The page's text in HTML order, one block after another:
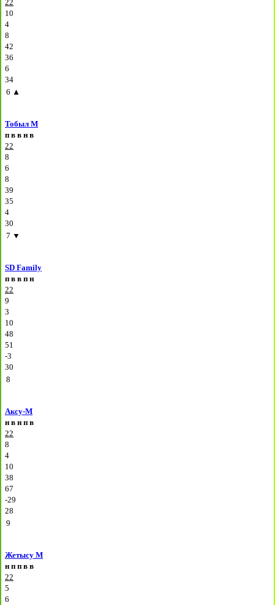
22
10
4
8
42
36
6
34
6 ▲
Тобыл М
п в в н в
22
8
6
8
39
35
4
30
7 ▼
SD Family
п в в п н
22
9
3
10
48
51
-3
30
8
Аксу-М
н в н п в
22
8
4
10
38
67
-29
28
9
Жетысу М
н п п в в
22
5
6